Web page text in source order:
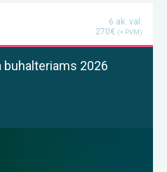
6 ak. val.
270€ (+ PVM)
2026